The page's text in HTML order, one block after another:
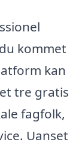
kommet
kan
tre gratis
fagfolk,
Uanset